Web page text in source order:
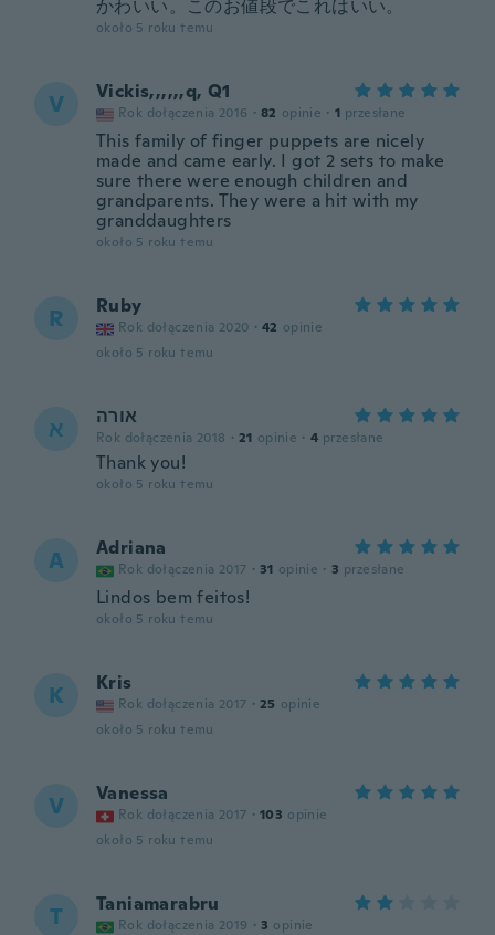
かわいい。このお値段でこれはいい。
około 5 roku temu
V Vickis,,,,,,q, Q1
Rok dołączenia 2016 · 82 opinie · 1 przesłane
This family of finger puppets are nicely
made and came early. I got 2 sets to make
sure there were enough children and
grandparents. They were a hit with my
granddaughters
około 5 roku temu
R Ruby
Rok dołączenia 2020 · 42 opinie
około 5 roku temu
א אורה
Rok dołączenia 2018 · 21 opinie · 4 przesłane
Thank you!
około 5 roku temu
A Adriana
Rok dołączenia 2017 · 31 opinie · 3 przesłane
Lindos bem feitos!
około 5 roku temu
K Kris
Rok dołączenia 2017 · 25 opinie
około 5 roku temu
V Vanessa
Rok dołączenia 2017 · 103 opinie
około 5 roku temu
T Taniamarabru
Rok dołączenia 2019 · 3 opinie